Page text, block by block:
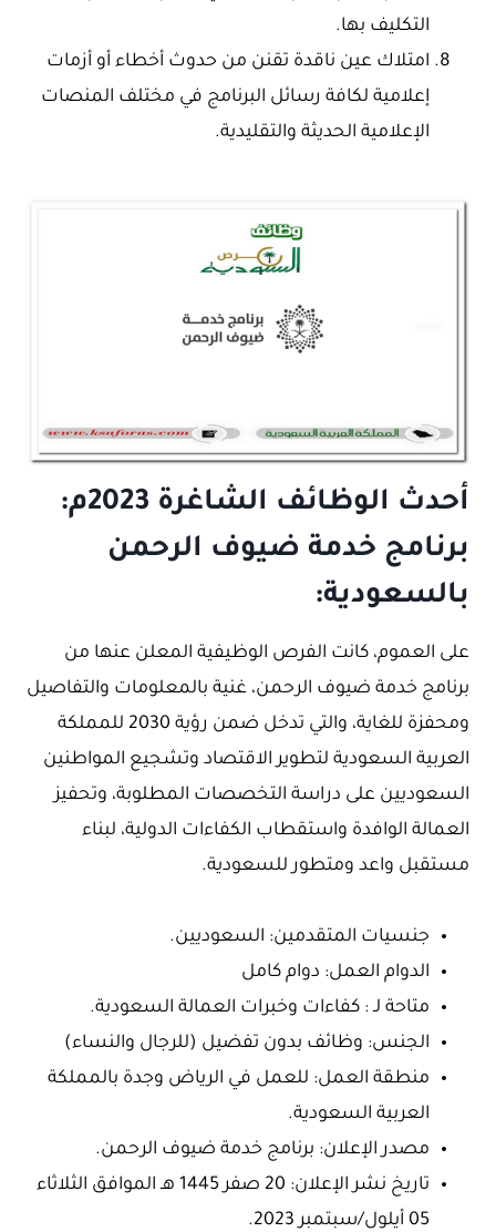
التكليف بها.
امتلاك عين ناقدة تقنن من حدوث أخطاء أو أزمات
إعلامية لكافة رسائل البرنامج في مختلف المنصات
الإعلامية الحديثة والتقليدية.
أحدث الوظائف الشاغرة 2023م:
برنامج خدمة ضيوف الرحمن
بالسعودية:
على العموم، كانت الفرص الوظيفية المعلن عنها من
برنامج خدمة ضيوف الرحمن، غنية بالمعلومات والتفاصيل
ومحفزة للغاية، والتي تدخل ضمن رؤية 2030 للمملكة
العربية السعودية لتطوير الاقتصاد وتشجيع المواطنين
السعوديين على دراسة التخصصات المطلوبة، وتحفيز
العمالة الوافدة واستقطاب الكفاءات الدولية، لبناء
مستقبل واعد ومتطور للسعودية.
جنسيات المتقدمين: السعوديين.
الدوام العمل: دوام كامل
متاحة لـ : كفاءات وخبرات العمالة السعودية.
الجنس: وظائف بدون تفضيل (للرجال والنساء)
منطقة العمل: للعمل في الرياض وجدة بالمملكة
العربية السعودية.
مصدر الإعلان: برنامج خدمة ضيوف الرحمن.
تاريخ نشر الإعلان: 20 صفر 1445 هـ الموافق الثلاثاء
05 أيلول/سبتمبر 2023.